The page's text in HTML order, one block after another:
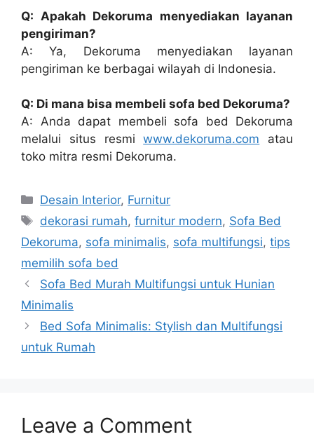
Q: Apakah Dekoruma menyediakan layanan
pengiriman?
A: Ya, Dekoruma menyediakan layanan
pengiriman ke berbagai wilayah di Indonesia.
Q: Di mana bisa membeli sofa bed Dekoruma?
A: Anda dapat membeli sofa bed Dekoruma
melalui situs resmiwww.dekoruma.com atau
toko mitra resmi Dekoruma.
Categories
Desain Interior, Furnitur
Tags
dekorasi rumah,furnitur modern, Sofa Bed
Dekoruma, sofa minimalis, sofa multifungsi, tips
memilih sofa bed
Sofa Bed Murah Multifungsi untuk Hunian
Minimalis
Bed Sofa Minimalis: Stylish dan Multifungsi
untuk Rumah
Leave a Comment